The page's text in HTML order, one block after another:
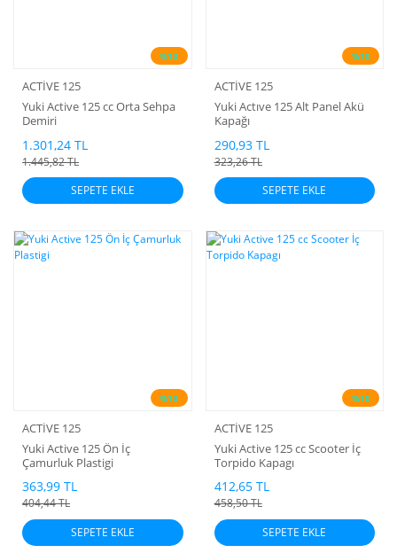
%10
ACTİVE 125
Yuki Active 125 cc Orta Sehpa
Demiri
1.301,24 TL
1.445,82 TL
SEPETE EKLE
%10
ACTİVE 125
Yuki Actıve 125 Alt Panel Akü
Kapağı
290,93 TL
323,26 TL
SEPETE EKLE
%10
ACTİVE 125
Yuki Active 125 Ön İç
Çamurluk Plastigi
363,99 TL
404,44 TL
SEPETE EKLE
%10
ACTİVE 125
Yuki Active 125 cc Scooter İç
Torpido Kapagı
412,65 TL
458,50 TL
SEPETE EKLE